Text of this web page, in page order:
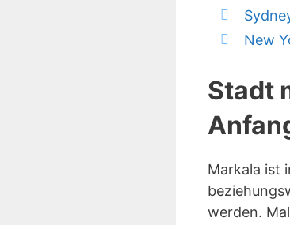
New
Stadt
Markala ist
werden.